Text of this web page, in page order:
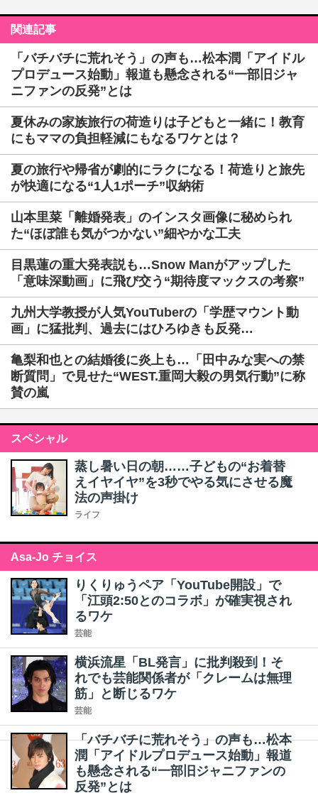
関連記事
「バチバチに荒れそう」の声も…松本潤「アイドル
プロデュース始動」報道も懸念される“一部旧ジャ
ニファンの反発”とは
夏休みの家族旅行の荷造りは子どもと一緒に！教育
にもママの負担軽減にもなるワケとは？
夏の旅行や帰省が劇的にラクになる！荷造りと旅先
が快適になる“1人1ポーチ”収納術
山本里菜「離婚発表」のインスタ画像に秘められ
た“ほぼ誰も気がつかない”細やかな工夫
目黒蓮の重大発表説も…Snow Manがアップした
「意味深動画」に飛び交う“期待度マックスの考察”
九州大学教授が人気YouTuberの「学歴マウント動
画」に猛批判、過去にはひろゆきも反発…
亀梨和也との結婚後に炎上も…「田中みな実への禁
断質問」で見せた“WEST.重岡大毅の男気行動”に称
賛の嵐
スペシャル
蒸し暑い日の朝……子どもの“お着替
えイヤイヤ”を3秒でやる気にさせる魔
法の声掛け
ライフ
Asa-Jo チョイス
りくりゅうペア「YouTube開設」で
「江頭2:50とのコラボ」が確実視され
るワケ
芸能
横浜流星「BL発言」に批判殺到！そ
れでも芸能関係者が「クレームは無理
筋」と断じるワケ
芸能
「バチバチに荒れそう」の声も…松本
潤「アイドルプロデュース始動」報道
も懸念される“一部旧ジャニファンの
反発”とは